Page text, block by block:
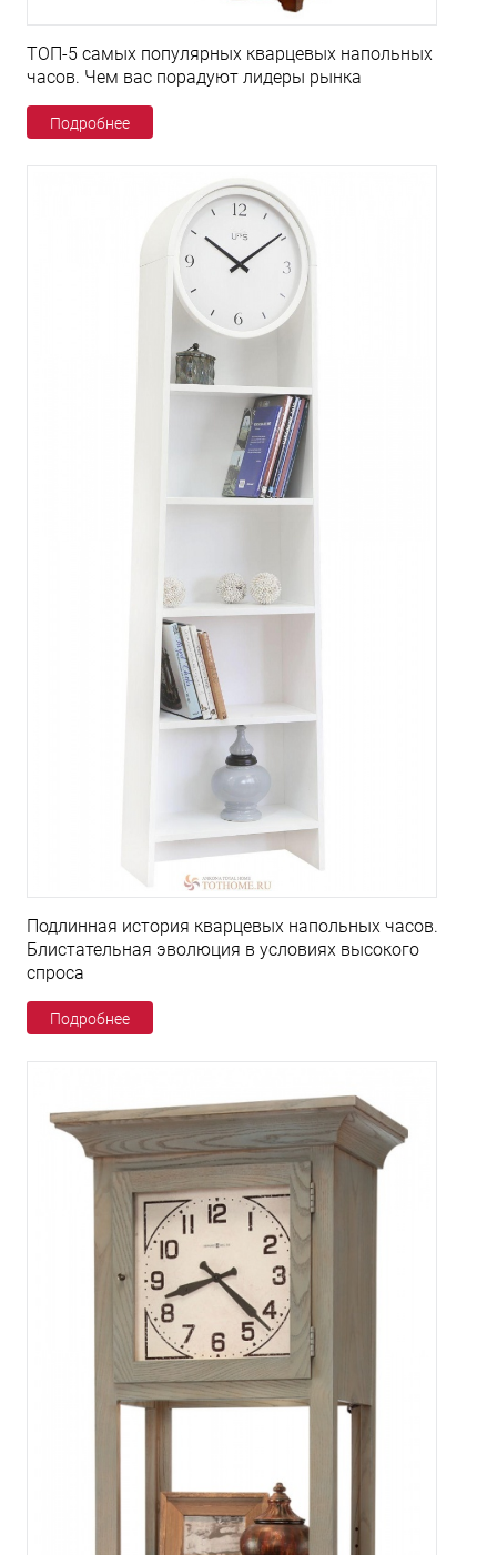
ТОП-5 самых популярных кварцевых напольных
часов. Чем вас порадуют лидеры рынка
Подробнее
Подлинная история кварцевых напольных часов.
Блистательная эволюция в условиях высокого
спроса
Подробнее